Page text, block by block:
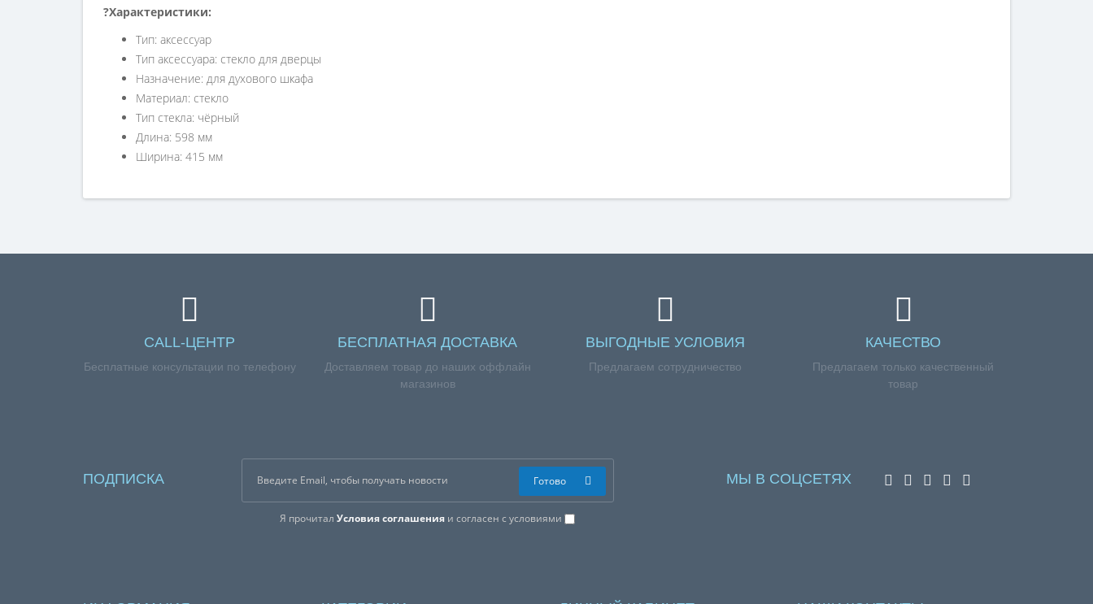
?Характеристики:
Тип: аксессуар
Тип аксессуара: стекло для дверцы
Назначение: для духового шкафа
Материал: стекло
Тип стекла: чёрный
Длина: 598 мм
Ширина: 415 мм
CALL-ЦЕНТР
Бесплатные консультации по телефону
БЕСПЛАТНАЯ ДОСТАВКА
Доставляем товар до наших оффлайн
магазинов
ВЫГОДНЫЕ УСЛОВИЯ
Предлагаем сотрудничество
КАЧЕСТВО
Предлагаем только качественный
товар
ПОДПИСКА
Я прочиталУсловия соглашения и согласен с условиями
Готово МЫ В СОЦСЕТЯХ